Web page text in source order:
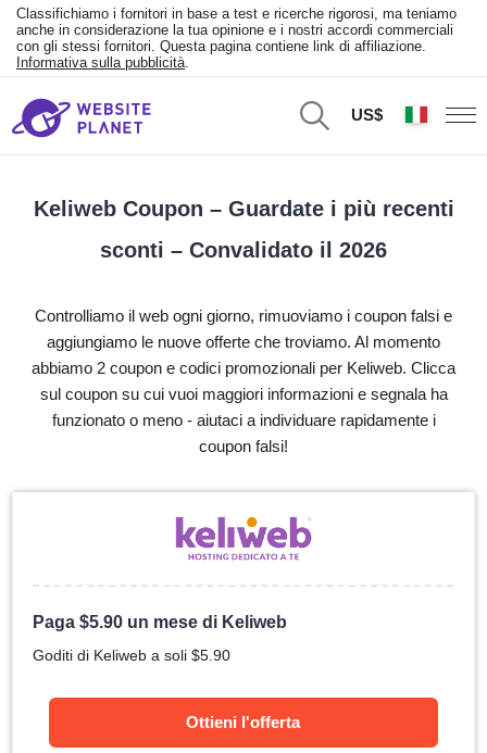
Classifichiamo i fornitori in base a test e ricerche rigorosi, ma teniamo
anche in considerazione la tua opinione e i nostri accordi commerciali
con gli stessi fornitori. Questa pagina contiene link di affiliazione.
Informativa sulla pubblicità.
US$
Keliweb Coupon – Guardate i più recenti
sconti – Convalidato il 2026
Controlliamo il web ogni giorno, rimuoviamo i coupon falsi e
aggiungiamo le nuove offerte che troviamo. Al momento
abbiamo 2 coupon e codici promozionali per Keliweb. Clicca
sul coupon su cui vuoi maggiori informazioni e segnala ha
funzionato o meno - aiutaci a individuare rapidamente i
coupon falsi!
Paga$5.90 un mese di Keliweb
Goditi di Keliweb a soli$5.90
Ottieni l'offerta